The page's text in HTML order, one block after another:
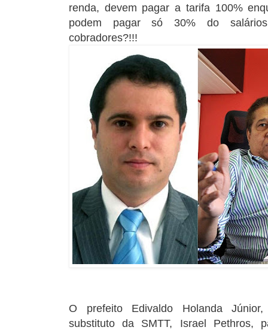
renda, devem pagar a tarifa 100%
podem pagar só 30% do
cobradores?!!!
O prefeito Edivaldo Holanda
substituto da SMTT, Israel Pethros,